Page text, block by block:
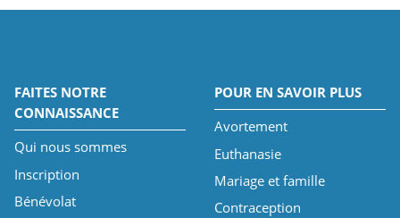
FAITES NOTRE
CONNAISSANCE
Qui nous sommes
Inscription
Bénévolat
POUR EN SAVOIR PLUS
Avortement
Euthanasie
Mariage et famille
Contraception